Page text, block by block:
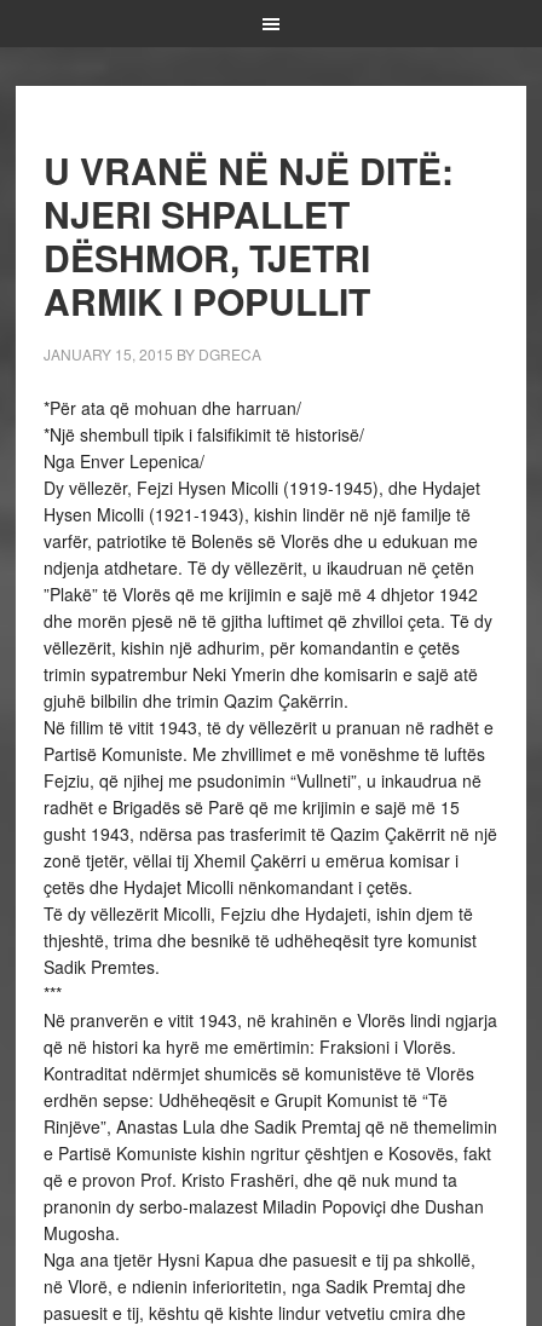
U VRANË NË NJË DITË:
NJERI SHPALLET
DËSHMOR, TJETRI
ARMIK I POPULLIT
JANUARY 15, 2015 BY DGRECA
*Për ata që mohuan dhe harruan/
*Një shembull tipik i falsifikimit të historisë/
Nga Enver Lepenica/
Dy vëllezër, Fejzi Hysen Micolli (1919-1945), dhe Hydajet
Hysen Micolli (1921-1943), kishin lindër në një familje të
varfër, patriotike të Bolenës së Vlorës dhe u edukuan me
ndjenja atdhetare. Të dy vëllezërit, u ikaudruan në çetën
”Plakë” të Vlorës që me krijimin e sajë më 4 dhjetor 1942
dhe morën pjesë në të gjitha luftimet që zhvilloi çeta. Të dy
vëllezërit, kishin një adhurim, për komandantin e çetës
trimin sypatrembur Neki Ymerin dhe komisarin e sajë atë
gjuhë bilbilin dhe trimin Qazim Çakërrin.
Në fillim të vitit 1943, të dy vëllezërit u pranuan në radhët e
Partisë Komuniste. Me zhvillimet e më vonëshme të luftës
Fejziu, që njihej me psudonimin “Vullneti”, u inkaudrua në
radhët e Brigadës së Parë që me krijimin e sajë më 15
gusht 1943, ndërsa pas trasferimit të Qazim Çakërrit në një
zonë tjetër, vëllai tij Xhemil Çakërri u emërua komisar i
çetës dhe Hydajet Micolli nënkomandant i çetës.
Të dy vëllezërit Micolli, Fejziu dhe Hydajeti, ishin djem të
thjeshtë, trima dhe besnikë të udhëheqësit tyre komunist
Sadik Premtes.
***
Në pranverën e vitit 1943, në krahinën e Vlorës lindi ngjarja
që në histori ka hyrë me emërtimin: Fraksioni i Vlorës.
Kontraditat ndërmjet shumicës së komunistëve të Vlorës
erdhën sepse: Udhëheqësit e Grupit Komunist të “Të
Rinjëve”, Anastas Lula dhe Sadik Premtaj që në themelimin
e Partisë Komuniste kishin ngritur çështjen e Kosovës, fakt
që e provon Prof. Kristo Frashëri, dhe që nuk mund ta
pranonin dy serbo-malazest Miladin Popoviçi dhe Dushan
Mugosha.
Nga ana tjetër Hysni Kapua dhe pasuesit e tij pa shkollë,
në Vlorë, e ndienin inferioritetin, nga Sadik Premtaj dhe
pasuesit e tij, kështu që kishte lindur vetvetiu cmira dhe